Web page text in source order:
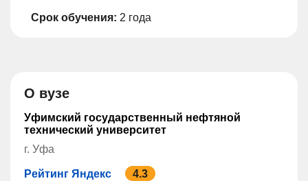
Срок обучения: 2 года
О вузе
Уфимский государственный нефтяной
технический университет
г. Уфа
Рейтинг Яндекс 4.3